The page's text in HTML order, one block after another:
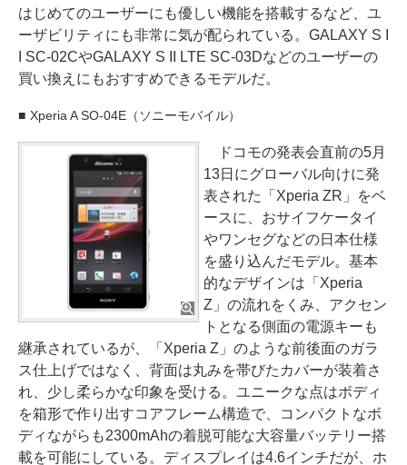
はじめてのユーザーにも優しい機能を搭載するなど、ユ
ーザビリティにも非常に気が配られている。GALAXY S I
I SC-02CやGALAXY S II LTE SC-03Dなどのユーザーの
買い換えにもおすすめできるモデルだ。
Xperia A SO-04E（ソニーモバイル）
ドコモの発表会直前の5月
13日にグローバル向けに発
表された「Xperia ZR」をベ
ースに、おサイフケータイ
やワンセグなどの日本仕様
を盛り込んだモデル。基本
的なデザインは「Xperia
Z」の流れをくみ、アクセン
トとなる側面の電源キーも
継承されているが、「Xperia Z」のような前後面のガラ
ス仕上げではなく、背面は丸みを帯びたカバーが装着さ
れ、少し柔らかな印象を受ける。ユニークな点はボディ
を箱形で作り出すコアフレーム構造で、コンパクトなボ
ディながらも2300mAhの着脱可能な大容量バッテリー搭
載を可能にしている。ディスプレイは4.6インチだが、ホ